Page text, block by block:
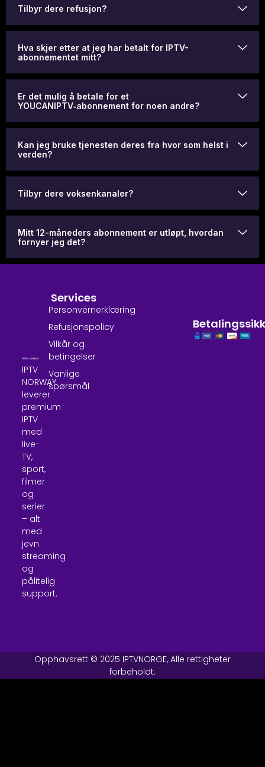
Tilbyr dere refusjon?
Hva skjer etter at jeg har betalt for IPTV-
abonnementet mitt?
Er det mulig å betale for et
YOUCANIPTV‑abonnement for noen andre?
Kan jeg bruke tjenesten deres fra hvor som helst i
verden?
Tilbyr dere voksenkanaler?
Mitt 12-måneders abonnement er utløpt, hvordan
fornyer jeg det?
IPTV
NORWAY
leverer
premium
IPTV
med
live-
TV,
sport,
filmer
og
serier
– alt
med
jevn
streaming
og
pålitelig
support.
Services
Personvernerklæring
Refusjonspolicy
Vilkår og
betingelser
Vanlige
spørsmål
Opphavsrett © 2025 IPTVNORGE, Alle rettigheter
forbeholdt.